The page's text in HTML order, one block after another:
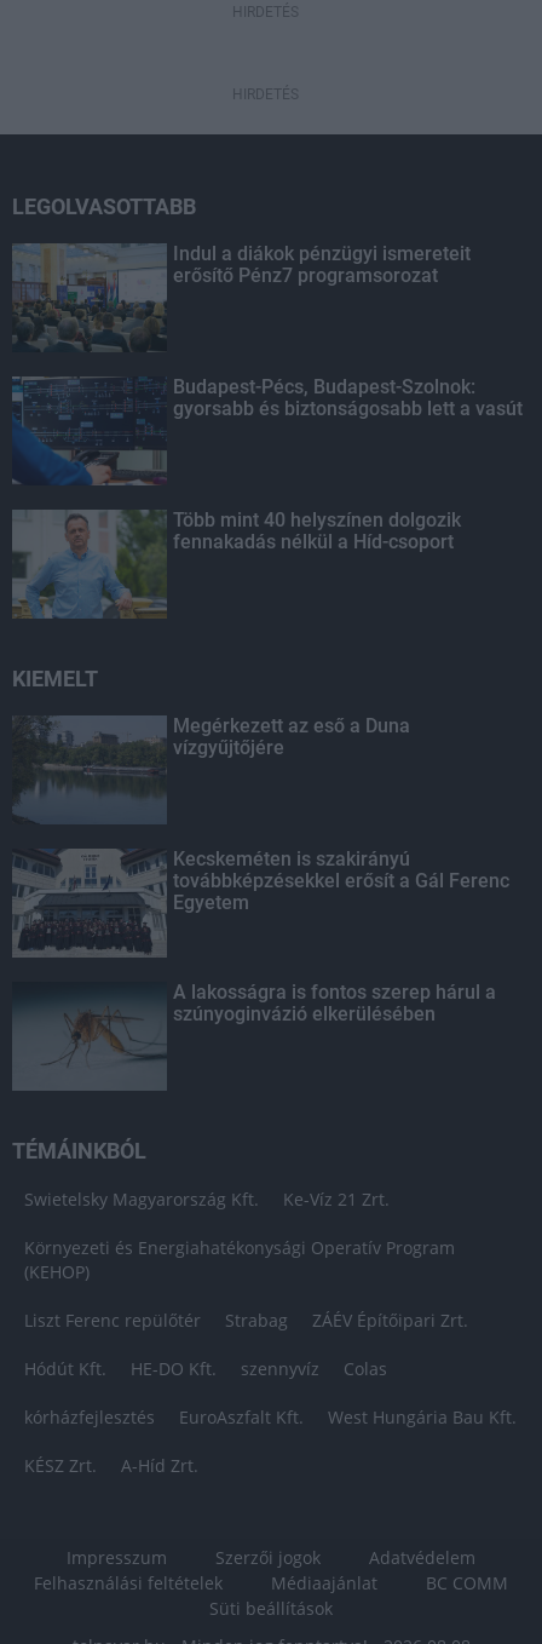
HIRDETÉS
HIRDETÉS
LEGOLVASOTTABB
Indul a diákok pénzügyi ismereteit
erősítő Pénz7 programsorozat
Budapest-Pécs, Budapest-Szolnok:
gyorsabb és biztonságosabb lett a vasút
Több mint 40 helyszínen dolgozik
fennakadás nélkül a Híd-csoport
KIEMELT
Megérkezett az eső a Duna
vízgyűjtőjére
Kecskeméten is szakirányú
továbbképzésekkel erősít a Gál Ferenc
Egyetem
A lakosságra is fontos szerep hárul a
szúnyoginvázió elkerülésében
TÉMÁINKBÓL
Swietelsky Magyarország Kft. Ke-Víz 21 Zrt.
Környezeti és Energiahatékonysági Operatív Program
(KEHOP)
Liszt Ferenc repülőtér Strabag ZÁÉV Építőipari Zrt.
Hódút Kft. HE-DO Kft. szennyvíz Colas
kórházfejlesztés EuroAszfalt Kft. West Hungária Bau Kft.
KÉSZ Zrt. A-Híd Zrt.
Impresszum Szerzői jogok
Adatvédelem
Felhasználási feltételek
Médiaajánlat
BC COMM
Süti beállítások